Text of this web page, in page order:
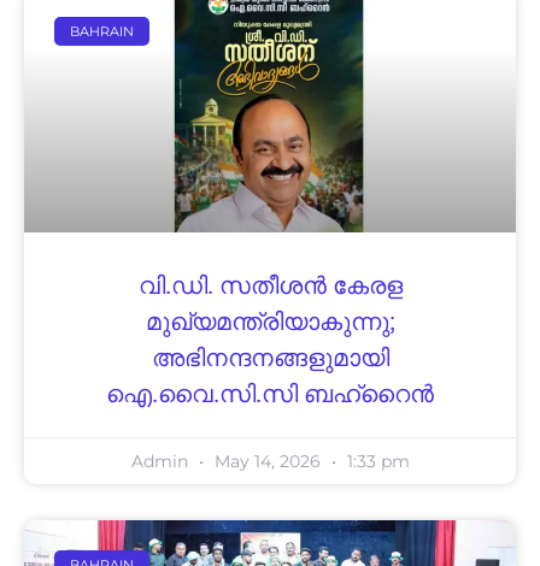
BAHRAIN
വി.ഡി. സതീശൻ കേരള
മുഖ്യമന്ത്രിയാകുന്നു;
അഭിനന്ദനങ്ങളുമായി
ഐ.വൈ.സി.സി ബഹ്‌റൈൻ
Admin May 14, 2026 1:33 pm